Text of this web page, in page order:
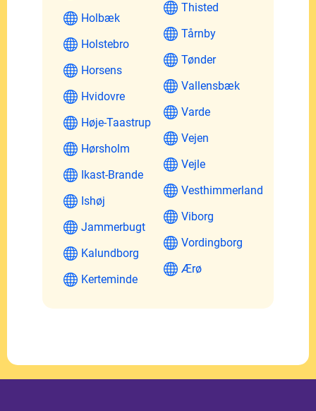
Holbæk
Holstebro
Horsens
Hvidovre
Høje-Taastrup
Hørsholm
Ikast-Brande
Ishøj
Jammerbugt
Kalundborg
Kerteminde
Thisted
Tårnby
Tønder
Vallensbæk
Varde
Vejen
Vejle
Vesthimmerland
Viborg
Vordingborg
Ærø